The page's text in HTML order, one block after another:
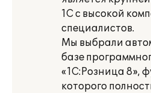
1С с высокой
специалистов.
Мы выбрали
базе
«1С:Розница 8»,
которого